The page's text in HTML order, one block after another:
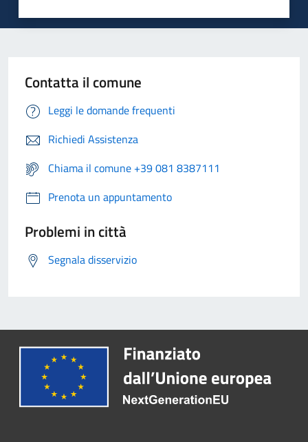
Contatta il comune
Leggi le domande frequenti
Richiedi Assistenza
Chiama il comune +39 081 8387111
Prenota un appuntamento
Problemi in città
Segnala disservizio